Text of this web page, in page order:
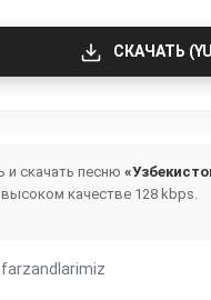
СКАЧАТЬ
и скачать песню
качестве 128 kbps.